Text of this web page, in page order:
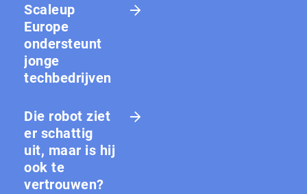
Scaleup
Europe
ondersteunt
jonge
techbedrijven
Die robot ziet
er schattig
uit, maar is hij
ook te
vertrouwen?